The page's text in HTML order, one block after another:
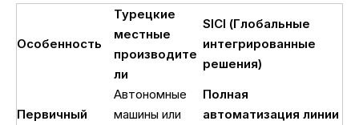
Особенность
Турецкие
местные
производите
ли
SICI (Глобальные
интегрированные
решения)
Первичный
Автономные
машины или
Полная
автоматизация линии